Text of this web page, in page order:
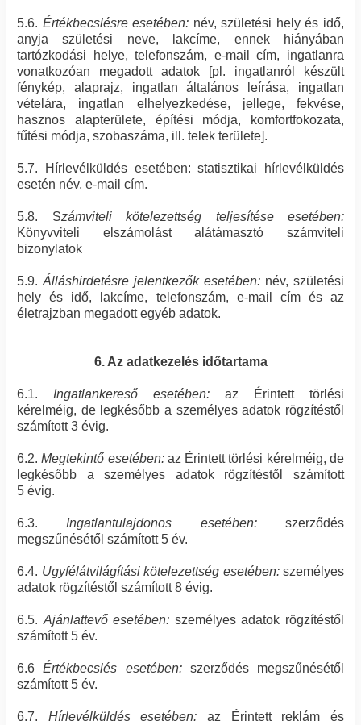
5.6. Értékbecslésre esetében: név, születési hely és idő,
anyja születési neve, lakcíme, ennek hiányában
tartózkodási helye, telefonszám, e-mail cím, ingatlanra
vonatkozóan megadott adatok [pl. ingatlanról készült
fénykép, alaprajz, ingatlan általános leírása, ingatlan
vételára, ingatlan elhelyezkedése, jellege, fekvése,
hasznos alapterülete, építési módja, komfortfokozata,
fűtési módja, szobaszáma, ill. telek területe].
5.7. Hírlevélküldés esetében: statisztikai hírlevélküldés
esetén név, e-mail cím.
5.8. Számviteli kötelezettség teljesítése esetében:
Könyvviteli elszámolást alátámasztó számviteli
bizonylatok
5.9. Álláshirdetésre jelentkezők esetében: név, születési
hely és idő, lakcíme, telefonszám, e-mail cím és az
életrajzban megadott egyéb adatok.
6. Az adatkezelés időtartama
6.1. Ingatlankereső esetében: az Érintett törlési
kérelméig, de legkésőbb a személyes adatok rögzítéstől
számított 3 évig.
6.2.Megtekintő esetében:az Érintett törlési kérelméig, de
legkésőbb a személyes adatok rögzítéstől számított
5 évig.
6.3. Ingatlantulajdonos esetében:szerződés
megszűnésétől számított 5 év.
6.4. Ügyfélátvilágítási kötelezettség esetében:személyes
adatok rögzítéstől számított 8 évig.
6.5. Ajánlattevő esetében: személyes adatok rögzítéstől
számított 5 év.
6.6Értékbecslés esetében:szerződés megszűnésétől
számított 5 év.
6.7. Hírlevélküldés esetében: az Érintett reklám és